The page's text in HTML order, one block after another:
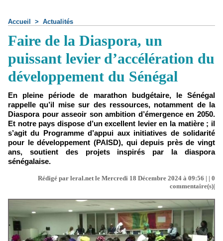
Accueil > Actualités
Faire de la Diaspora, un
puissant levier d’accélération du
développement du Sénégal
En pleine période de marathon budgétaire, le Sénégal
rappelle qu’il mise sur des ressources, notamment de la
Diaspora pour asseoir son ambition d’émergence en 2050.
Et notre pays dispose d’un excellent levier en la matière ; il
s’agit du Programme d’appui aux initiatives de solidarité
pour le développement (PAISD), qui depuis près de vingt
ans, soutient des projets inspirés par la diaspora
sénégalaise.
Rédigé par leral.net le Mercredi 18 Décembre 2024 à 09:56 | | 0
commentaire(s)|